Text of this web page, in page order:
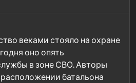
веками стояло на охране
оно опять
в зоне СВО. Авторы
батальона